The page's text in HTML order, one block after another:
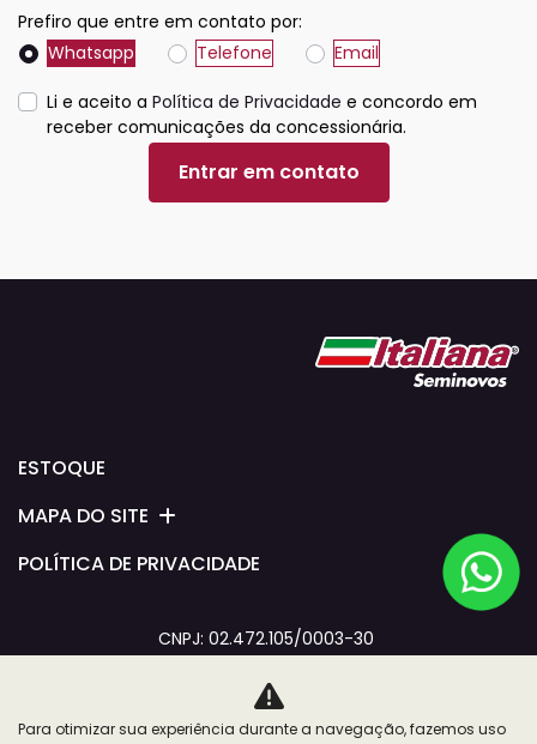
Prefiro que entre em contato por:
Whatsapp
Telefone Email
Li e aceito a Política de Privacidade e concordo em
receber comunicações da concessionária.
Entrar em contato
ESTOQUE
MAPA DO SITE
POLÍTICA DE PRIVACIDADE
CNPJ: 02.472.105/0003-30
Para otimizar sua experiência durante a navegação, fazemos uso